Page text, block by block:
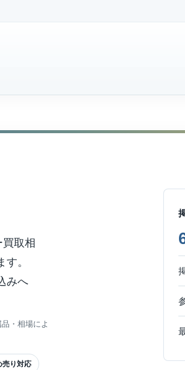
取相
。
みへ
・相場によ
売り対応